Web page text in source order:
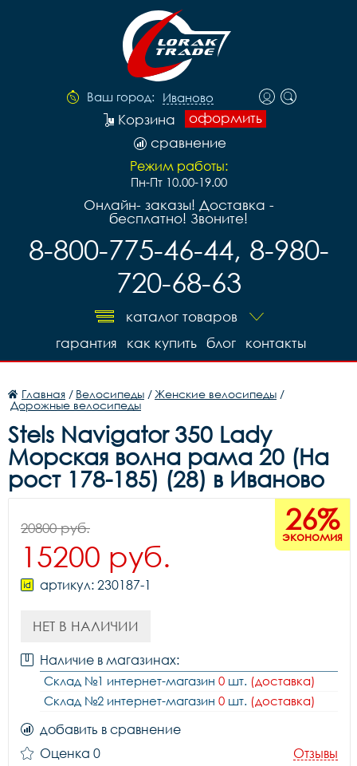
Ваш город: Иваново
оформить
Корзина
сравнение
Режим работы:
Пн-Пт 10.00-19.00
Онлайн- заказы! Доставка -
бесплатно! Звоните!
8-800-775-46-44, 8-980-
720-68-63
каталог товаров
контакты
блог
как купить
гарантия
Главная / Велосипеды / Женские велосипеды /
Дорожные велосипеды
Stels Navigator 350 Lady
Морская волна рама 20 (На
рост 178-185) (28) в Иваново
26%
экономия
20800 руб.
15200 руб.
артикул: 230187-1
НЕТ В НАЛИЧИИ
Наличие в магазинах:
Склад №1 интернет-магазин 0 шт. (доставка)
Склад №2 интернет-магазин 0 шт. (доставка)
добавить в сравнение
Оценка 0
Отзывы